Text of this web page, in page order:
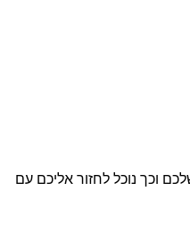
וכך נוכל לחזור אליכם עם